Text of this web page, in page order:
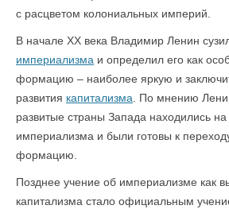
с расцветом колониальных империй.
В начале ХХ века Владимир Ленин
империализма и определил его как
формацию – наиболее яркую и
развития капитализма . По мнению
развитые страны Запада находились на
империализма и были готовы к
формацию.
Позднее учение об империализме как
капитализма стало официальным